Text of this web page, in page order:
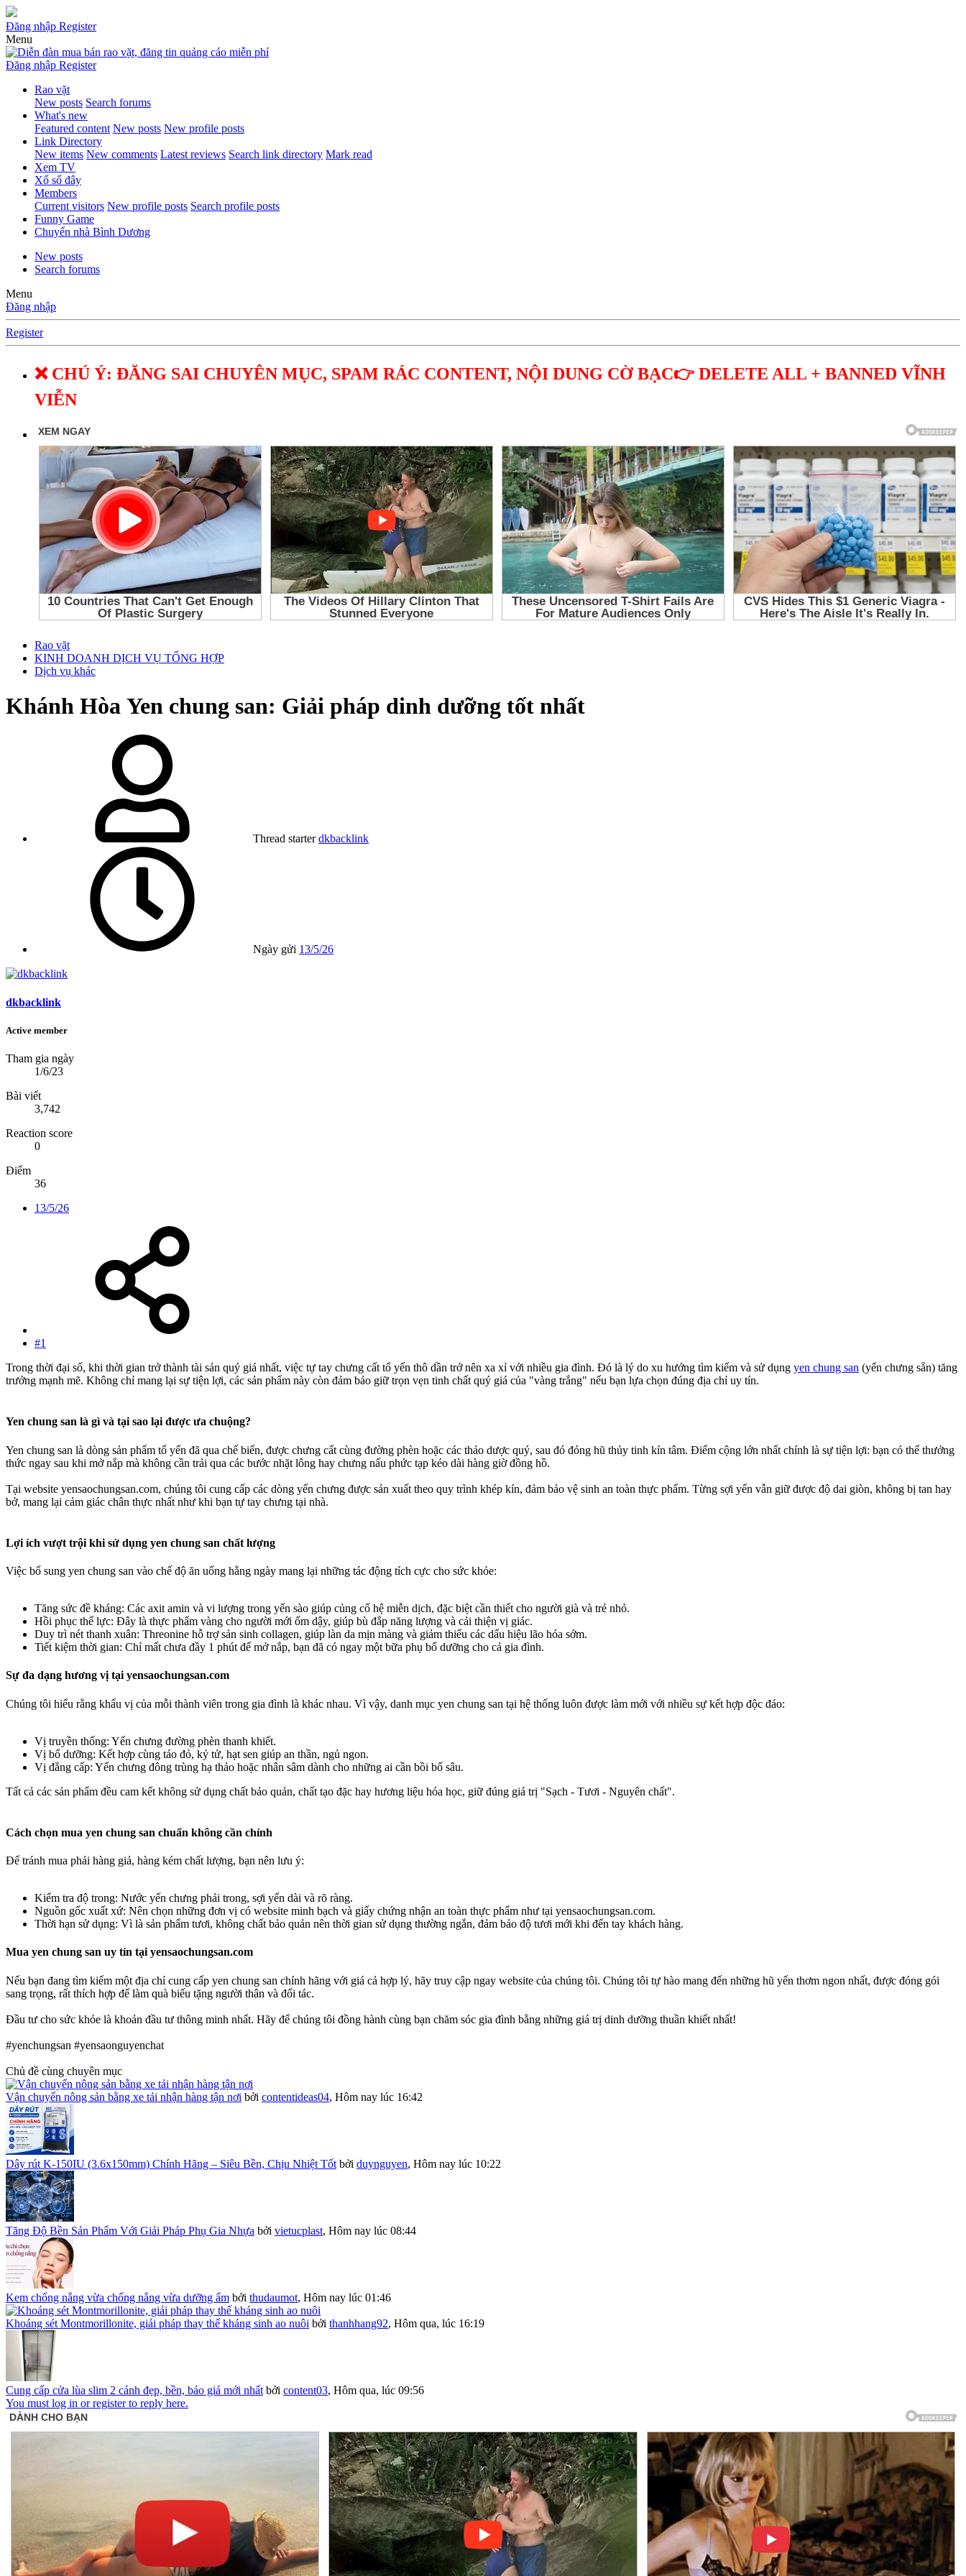
Đăng nhập Register
Menu
Đăng nhập Register
Rao vặt
New posts Search forums
What's new
Featured content New posts New profile posts
Link Directory
New items New comments Latest reviews Search link directory Mark read
Xem TV
Xổ số đây
Members
Current visitors New profile posts Search profile posts
Funny Game
Chuyển nhà Bình Dương
New posts
Search forums
Menu
Đăng nhập
Register
❌ CHÚ Ý: ĐĂNG SAI CHUYÊN MỤC, SPAM RÁC CONTENT, NỘI DUNG CỜ BẠC👉 DELETE ALL + BANNED VĨNH
VIỄN
Rao vặt
KINH DOANH DỊCH VỤ TỔNG HỢP
Dịch vụ khác
Khánh Hòa Yen chung san: Giải pháp dinh dưỡng tốt nhất
Thread starter dkbacklink
Ngày gửi 13/5/26
dkbacklink
Active member
Tham gia ngày
1/6/23
Bài viết
3,742
Reaction score
0
Điểm
36
13/5/26
#1
Trong thời đại số, khi thời gian trở thành tài sản quý giá nhất, việc tự tay chưng cất tổ yến thô dần trở nên xa xỉ với nhiều gia đình. Đó là lý do xu hướng tìm kiếm và sử dụng yen chung san (yến chưng sẵn) tăng
trưởng mạnh mẽ. Không chỉ mang lại sự tiện lợi, các sản phẩm này còn đảm bảo giữ trọn vẹn tinh chất quý giá của "vàng trắng" nếu bạn lựa chọn đúng địa chỉ uy tín.
Yen chung san là gì và tại sao lại được ưa chuộng?​
Yen chung san là dòng sản phẩm tổ yến đã qua chế biến, được chưng cất cùng đường phèn hoặc các thảo dược quý, sau đó đóng hũ thủy tinh kín tâm. Điểm cộng lớn nhất chính là sự tiện lợi: bạn có thể thưởng
thức ngay sau khi mở nắp mà không cần trải qua các bước nhặt lông hay chưng nấu phức tạp kéo dài hàng giờ đồng hồ.
Tại website yensaochungsan.com, chúng tôi cung cấp các dòng yến chưng được sản xuất theo quy trình khép kín, đảm bảo vệ sinh an toàn thực phẩm. Từng sợi yến vẫn giữ được độ dai giòn, không bị tan hay
bở, mang lại cảm giác chân thực nhất như khi bạn tự tay chưng tại nhà.
Lợi ích vượt trội khi sử dụng yen chung san chất lượng​
Việc bổ sung yen chung san vào chế độ ăn uống hằng ngày mang lại những tác động tích cực cho sức khỏe:
Tăng sức đề kháng: Các axit amin và vi lượng trong yến sào giúp củng cố hệ miễn dịch, đặc biệt cần thiết cho người già và trẻ nhỏ.
Hồi phục thể lực: Đây là thực phẩm vàng cho người mới ốm dậy, giúp bù đắp năng lượng và cải thiện vị giác.
Duy trì nét thanh xuân: Threonine hỗ trợ sản sinh collagen, giúp làn da mịn màng và giảm thiểu các dấu hiệu lão hóa sớm.
Tiết kiệm thời gian: Chỉ mất chưa đầy 1 phút để mở nắp, bạn đã có ngay một bữa phụ bổ dưỡng cho cả gia đình.
Sự đa dạng hương vị tại yensaochungsan.com​
Chúng tôi hiểu rằng khẩu vị của mỗi thành viên trong gia đình là khác nhau. Vì vậy, danh mục yen chung san tại hệ thống luôn được làm mới với nhiều sự kết hợp độc đáo:
Vị truyền thống: Yến chưng đường phèn thanh khiết.
Vị bổ dưỡng: Kết hợp cùng táo đỏ, kỷ tử, hạt sen giúp an thần, ngủ ngon.
Vị đẳng cấp: Yến chưng đông trùng hạ thảo hoặc nhân sâm dành cho những ai cần bồi bổ sâu.
Tất cả các sản phẩm đều cam kết không sử dụng chất bảo quản, chất tạo đặc hay hương liệu hóa học, giữ đúng giá trị "Sạch - Tươi - Nguyên chất".
Cách chọn mua yen chung san chuẩn không cần chỉnh​
Để tránh mua phải hàng giả, hàng kém chất lượng, bạn nên lưu ý:
Kiểm tra độ trong: Nước yến chưng phải trong, sợi yến dài và rõ ràng.
Nguồn gốc xuất xứ: Nên chọn những đơn vị có website minh bạch và giấy chứng nhận an toàn thực phẩm như tại yensaochungsan.com.
Thời hạn sử dụng: Vì là sản phẩm tươi, không chất bảo quản nên thời gian sử dụng thường ngắn, đảm bảo độ tươi mới khi đến tay khách hàng.
Mua yen chung san uy tín tại yensaochungsan.com​
Nếu bạn đang tìm kiếm một địa chỉ cung cấp yen chung san chính hãng với giá cả hợp lý, hãy truy cập ngay website của chúng tôi. Chúng tôi tự hào mang đến những hũ yến thơm ngon nhất, được đóng gói
sang trọng, rất thích hợp để làm quà biếu tặng người thân và đối tác.
Đầu tư cho sức khỏe là khoản đầu tư thông minh nhất. Hãy để chúng tôi đồng hành cùng bạn chăm sóc gia đình bằng những giá trị dinh dưỡng thuần khiết nhất!
#yenchungsan #yensaonguyenchat
Chủ đề cùng chuyên mục
Vận chuyển nông sản bằng xe tải nhận hàng tận nơi bởi contentideas04, Hôm nay lúc 16:42
Dây rút K-150IU (3.6x150mm) Chính Hãng – Siêu Bền, Chịu Nhiệt Tốt bởi duynguyen, Hôm nay lúc 10:22
Tăng Độ Bền Sản Phẩm Với Giải Pháp Phụ Gia Nhựa bởi vietucplast, Hôm nay lúc 08:44
Kem chống nắng vừa chống nắng vừa dưỡng ẩm bởi thudaumot, Hôm nay lúc 01:46
Khoáng sét Montmorillonite, giải pháp thay thế kháng sinh ao nuôi bởi thanhhang92, Hôm qua, lúc 16:19
Cung cấp cửa lùa slim 2 cánh đẹp, bền, báo giá mới nhất bởi content03, Hôm qua, lúc 09:56
You must log in or register to reply here.